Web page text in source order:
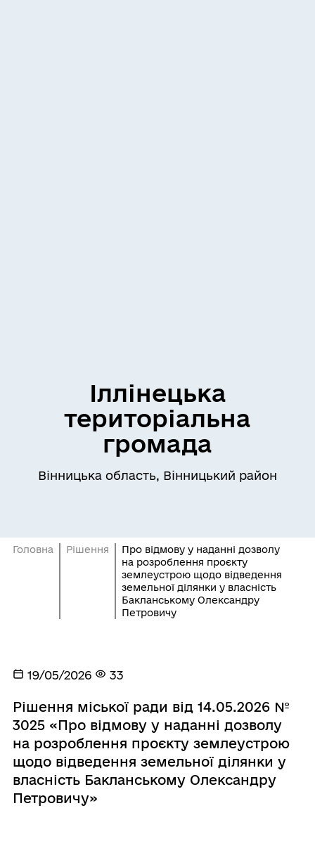
Іллінецька
територіальна
громада
Вінницька область, Вінницький район
Головна Рішення
Про відмову у наданні дозволу
на розроблення проєкту
землеустрою щодо відведення
земельної ділянки у власність
Бакланському Олександру
Петровичу
19/05/2026 33
Рішення міської ради від 14.05.2026 №
3025 «Про відмову у наданні дозволу
на розроблення проєкту землеустрою
щодо відведення земельної ділянки у
власність Бакланському Олександру
Петровичу»